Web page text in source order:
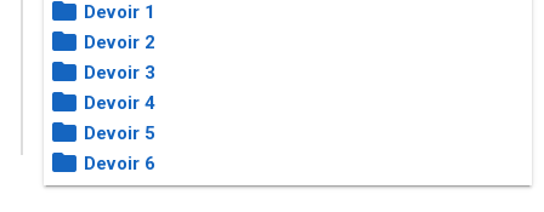
Devoir 1
Devoir 2
Devoir 3
Devoir 4
Devoir 5
Devoir 6